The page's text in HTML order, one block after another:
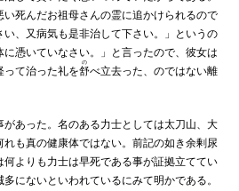
死んだお祖母さんの霊に追かけられるので
、又病気も是非治して下さい。」というの
憑いていなさい。」と言ったので、彼女は
って治った礼を舒
の
べ立去った、のではない離
あった。名のある力士としては太刀山、大
も真の健康体ではない。前記の如き余剰尿
よりも力士は早死である事が証拠立ててい
にないといわれているにみて明かである。